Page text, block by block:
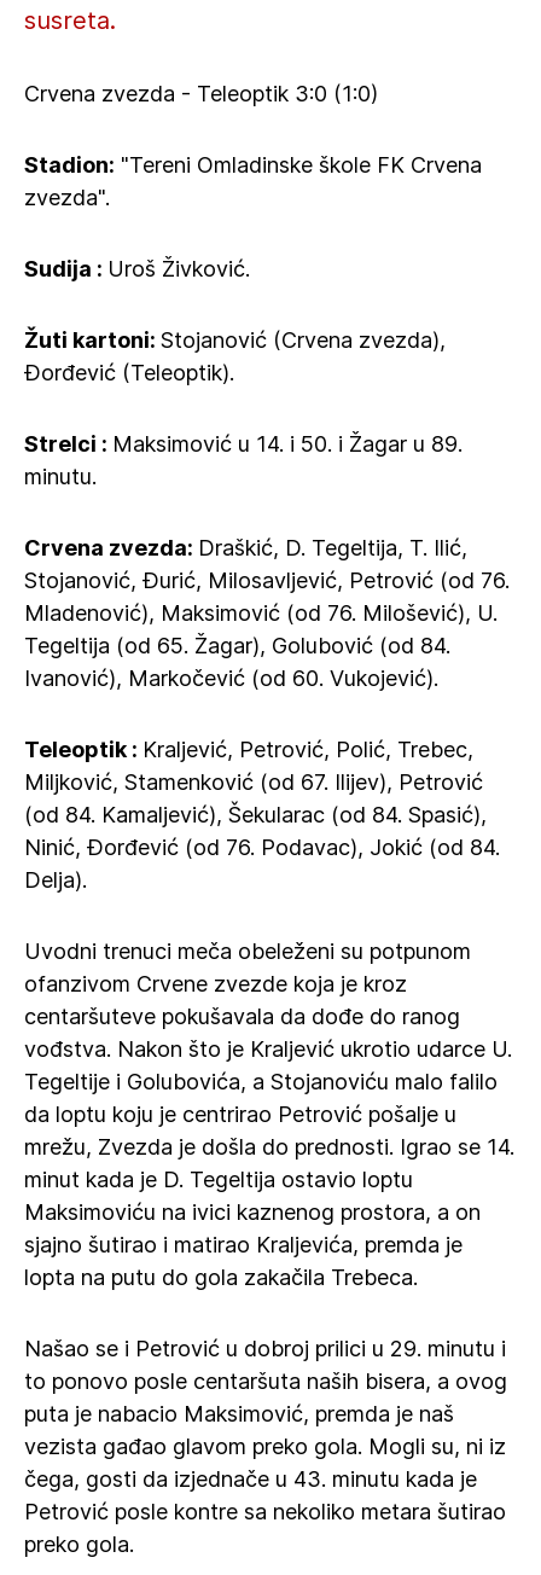
susreta.
Crvena zvezda - Teleoptik 3:0 (1:0)
Stadion: "Tereni Omladinske škole FK Crvena
zvezda".
Sudija : Uroš Živković.
Žuti kartoni: Stojanović (Crvena zvezda),
Đorđević (Teleoptik).
Strelci : Maksimović u 14. i 50. i Žagar u 89.
minutu.
Crvena zvezda: Draškić, D. Tegeltija, T. Ilić,
Stojanović, Đurić, Milosavljević, Petrović (od 76.
Mladenović), Maksimović (od 76. Milošević), U.
Tegeltija (od 65. Žagar), Golubović (od 84.
Ivanović), Markočević (od 60. Vukojević).
Teleoptik : Kraljević, Petrović, Polić, Trebec,
Miljković, Stamenković (od 67. Ilijev), Petrović
(od 84. Kamaljević), Šekularac (od 84. Spasić),
Ninić, Đorđević (od 76. Podavac), Jokić (od 84.
Delja).
Uvodni trenuci meča obeleženi su potpunom
ofanzivom Crvene zvezde koja je kroz
centaršuteve pokušavala da dođe do ranog
vođstva. Nakon što je Kraljević ukrotio udarce U.
Tegeltije i Golubovića, a Stojanoviću malo falilo
da loptu koju je centrirao Petrović pošalje u
mrežu, Zvezda je došla do prednosti. Igrao se 14.
minut kada je D. Tegeltija ostavio loptu
Maksimoviću na ivici kaznenog prostora, a on
sjajno šutirao i matirao Kraljevića, premda je
lopta na putu do gola zakačila Trebeca.
Našao se i Petrović u dobroj prilici u 29. minutu i
to ponovo posle centaršuta naših bisera, a ovog
puta je nabacio Maksimović, premda je naš
vezista gađao glavom preko gola. Mogli su, ni iz
čega, gosti da izjednače u 43. minutu kada je
Petrović posle kontre sa nekoliko metara šutirao
preko gola.